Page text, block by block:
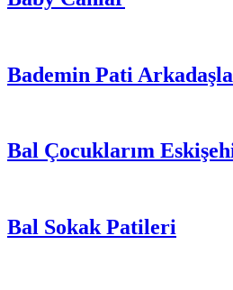
Bademin Pati
Bal Çocuklarım
Bal Sokak Patileri